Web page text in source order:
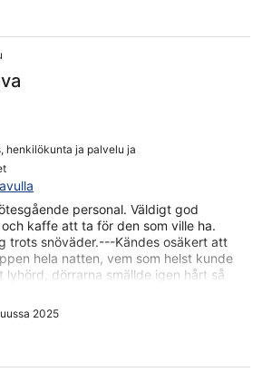
henkilökunta ja palvelu ja
personal. Väldigt god
kaffe att ta för den som ville ha.
trots snöväder.---Kändes osäkert att
hela natten, vem som helst kunde
lyhörd, dörrarna smällde igen hårt så
2025